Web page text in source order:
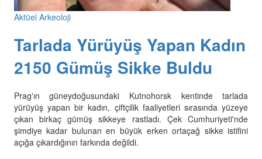
Aktüel Arkeoloji
Tarlada Yürüyüş Yapan Kadın
2150 Gümüş Sikke Buldu
Prag'ın güneydoğusundaki Kutnohorsk kentinde tarlada
yürüyüş yapan bir kadın, çiftçilik faaliyetleri sırasında yüzeye
çıkan birkaç gümüş sikkeye rastladı. Çek Cumhuriyeti'nde
şimdiye kadar bulunan en büyük erken ortaçağ sikke istifini
açığa çıkardığının farkında değildi.